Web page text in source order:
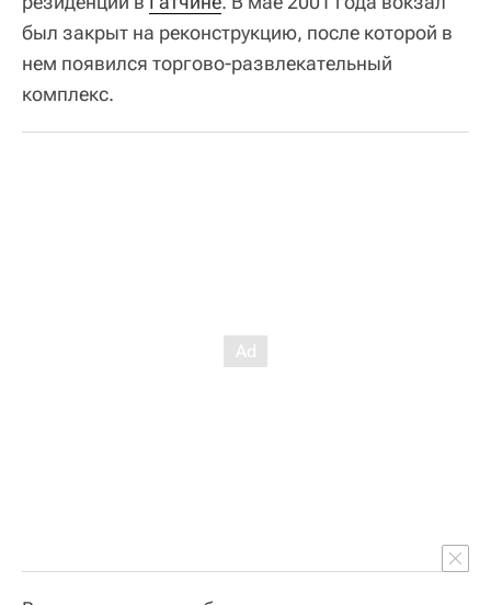
был закрыт на реконструкцию, после которой в
нем появился торгово-развлекательный
комплекс.